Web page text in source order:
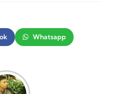
Whatsapp